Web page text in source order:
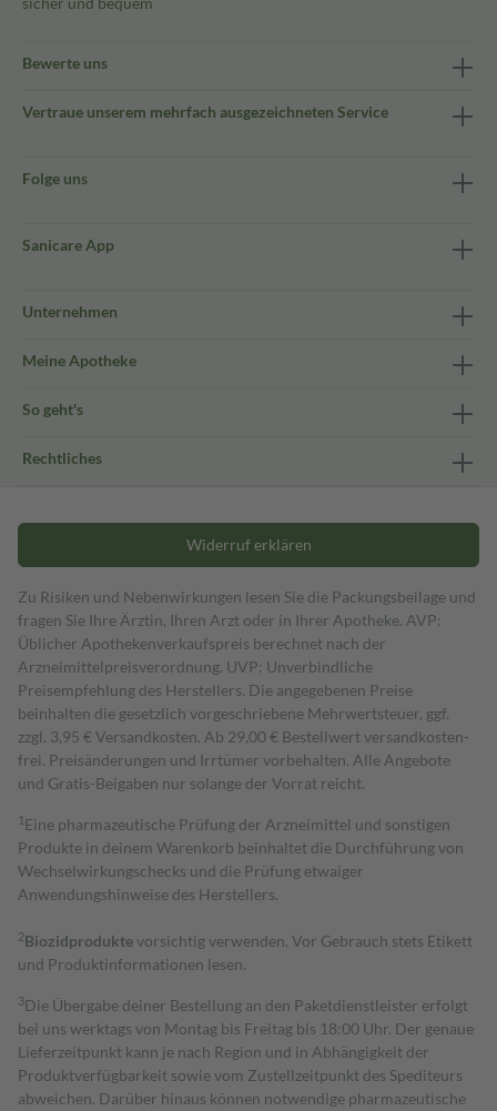
Bewerte uns
Vertraue unserem mehrfach ausgezeichneten Service
Folge uns
Sanicare App
Unternehmen
Meine Apotheke
So geht's
Rechtliches
Widerruf erklären
Zu Risiken und Nebenwirkungen lesen Sie die Packungsbeilage und
fragen Sie Ihre Ärztin, Ihren Arzt oder in Ihrer Apotheke. AVP:
Üblicher Apothekenverkaufspreis berechnet nach der
Arzneimittelpreisverordnung. UVP: Unverbindliche
Preisempfehlung des Herstellers. Die angegebenen Preise
beinhalten die gesetzlich vorgeschriebene Mehrwertsteuer, ggf.
zzgl. 3,95 € Versandkosten. Ab 29,00 € Bestell­wert versand­kosten­
frei. Preisänderungen und Irrtümer vorbehalten. Alle Angebote
und Gratis-Beigaben nur solange der Vorrat reicht.
1 Eine pharmazeutische Prüfung der Arzneimittel und sonstigen
Produkte in deinem Warenkorb beinhaltet die Durchführung von
Wechselwirkungschecks und die Prüfung etwaiger
Anwendungshinweise des Herstellers.
2Biozidproduktevorsichtig verwenden. Vor Gebrauch stets Etikett
und Produktinformationen lesen.
3Die Übergabe deiner Bestellung an den Paketdienstleister erfolgt
bei uns werktags von Montag bis Freitag bis 18:00 Uhr. Der genaue
Lieferzeitpunkt kann je nach Region und in Abhängigkeit der
Produktverfügbarkeit sowie vom Zustellzeitpunkt des Spediteurs
abweichen. Darüber hinaus können notwendige pharmazeutische